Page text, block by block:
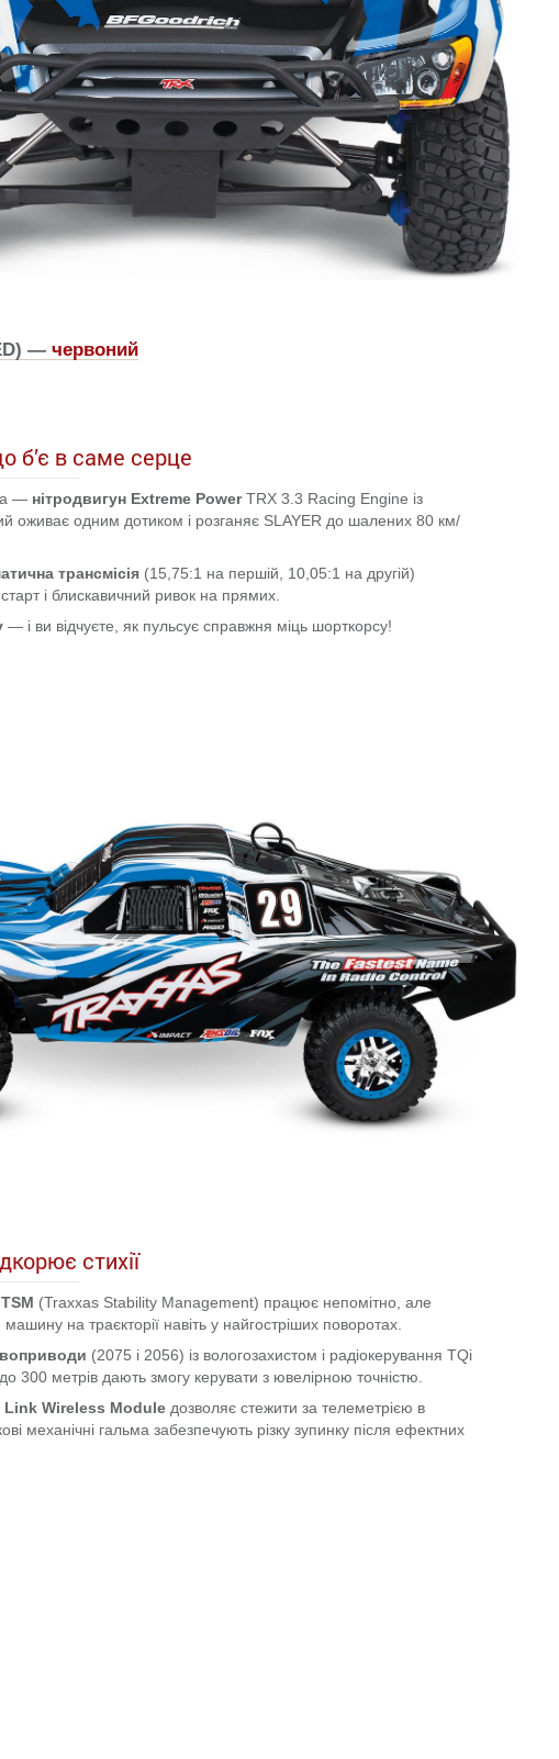
—червоний
б’є в саме серце
— нітродвигун Extreme PowerTRX 3.3 Racing Engine із
оживає одним дотиком і розганяє SLAYER до шалених 80 км/
трансмісія(15,75:1 на першій, 10,05:1 на другій)
і блискавичний ривок на прямих.
— і ви відчуєте, як пульсує справжня міць шорткорсу!
стихії
(Traxxas Stability Management) працює непомітно, але
на траєкторії навіть у найгостріших поворотах.
(2075 і 2056) із вологозахистом і радіокерування TQi
300 метрів дають змогу керувати з ювелірною точністю.
Link Wireless Moduleдозволяє стежити за телеметрією в
механічні гальма забезпечують різку зупинку після ефектних